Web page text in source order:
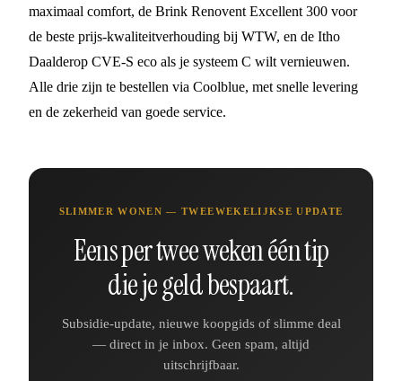
maximaal comfort, de Brink Renovent Excellent 300 voor
de beste prijs-kwaliteitverhouding bij WTW, en de Itho
Daalderop CVE-S eco als je systeem C wilt vernieuwen.
Alle drie zijn te bestellen via Coolblue, met snelle levering
en de zekerheid van goede service.
SLIMMER WONEN — TWEEWEKELIJKSE UPDATE
Eens per twee weken één tip
die je geld bespaart.
Subsidie-update, nieuwe koopgids of slimme deal
— direct in je inbox. Geen spam, altijd
uitschrijfbaar.